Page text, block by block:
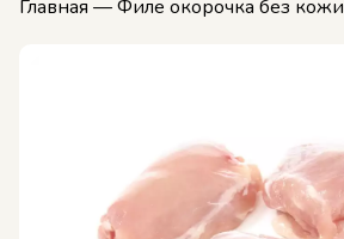
Главная — Филе окорочка без кожи